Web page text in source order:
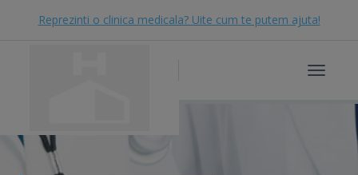
Reprezinti o clinica medicala? Uite cum te putem ajuta!
Toggle